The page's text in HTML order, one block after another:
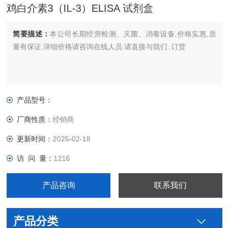
鸡白介素3（IL-3）ELISA 试剂盒
简要描述：本公司长期经营检测、灭菌、消毒设备,价格实惠,质
量有保证.详细价格请咨询在线人员.请直接与我们..订货
产品型号：
厂商性质：经销商
更新时间： 2025-02-18
访 问 量： 1216
产品咨询 联系我们
产品分类